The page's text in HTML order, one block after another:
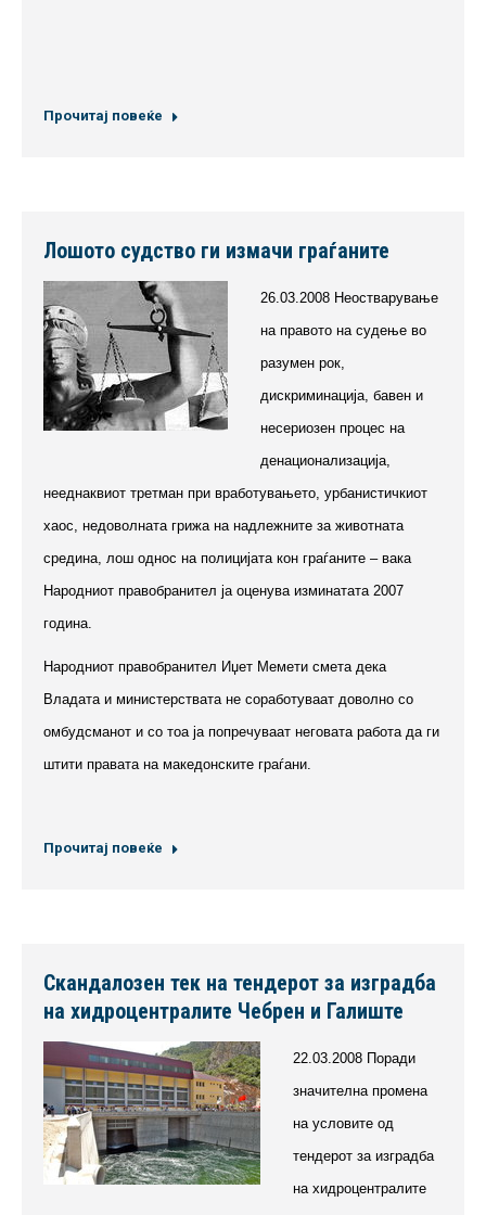
Прочитај повеќе
Лошото судство ги измачи граѓаните
26.03.2008 Неостварување
на правото на судење во
разумен рок,
дискриминација, бавен и
несериозен процес на
денационализација,
нееднаквиот третман при вработувањето, урбанистичкиот
хаос, недоволната грижа на надлежните за животната
средина, лош однос на полицијата кон граѓаните – вака
Народниот правобранител ја оценува изминатата 2007
година.
Народниот правобранител Иџет Мемети смета дека
Владата и министерствата не соработуваат доволно со
омбудсманот и со тоа ја попречуваат неговата работа да ги
штити правата на македонските граѓани.
Прочитај повеќе
Скандалозен тек на тендерот за изградба
на хидроцентралите Чебрен и Галиште
22.03.2008 Поради
значителна промена
на условите од
тендерот за изградба
на хидроцентралите